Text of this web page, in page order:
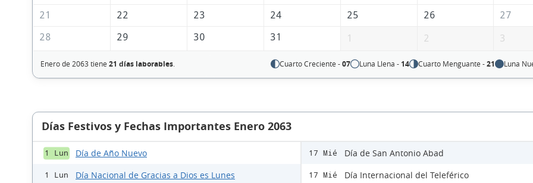
21
22 23 24 25 26
27
28
29 30 31 1 2 3
Enero de 2063 tiene 21 días laborables. Cuarto Creciente -07 Luna Llena - 14 Cuarto Menguante -21 Luna
Días Festivos y Fechas Importantes Enero 2063
1 Lun Día de Año Nuevo
1 Lun Día Nacional de Gracias a Dios es Lunes
17 Mié Día de San Antonio Abad
17 Mié Día Internacional del Teleférico